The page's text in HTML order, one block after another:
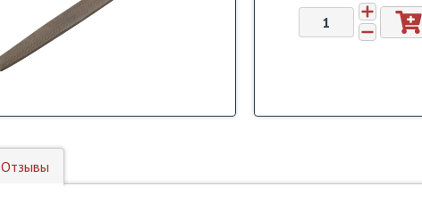
Отзывы